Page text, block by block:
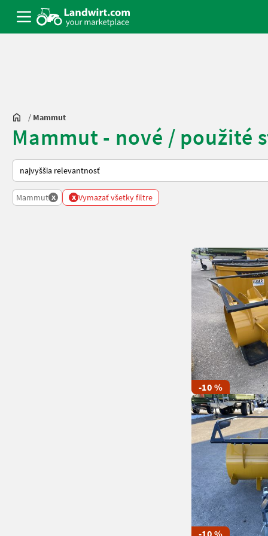
/ Mammut
Mammut - nové / použité
Takto sa vykonáva triedenie na Landwirt.com
Mammut x x Vymazať všetky filtre
-10 %
-10 %